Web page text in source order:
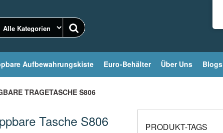
Aufbewahrungskiste Euro-Behälter Über Uns Blogs
TRAGETASCHE S806
Tasche S806
PRODUKT-TAGS